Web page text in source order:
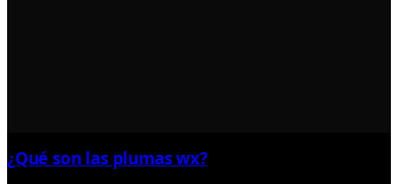
¿Qué son las plumas wx?